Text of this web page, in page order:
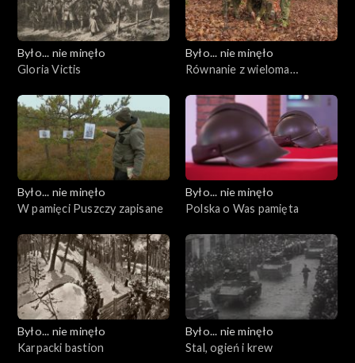
Było... nie minęło
Gloria Victis
Było... nie minęło
Równanie z wieloma
Było... nie minęło
W pamięci Puszczy zapisane
Było... nie minęło
Polska o Was pamięta
Było... nie minęło
Karpacki bastion
Było... nie minęło
Stal, ogień i krew